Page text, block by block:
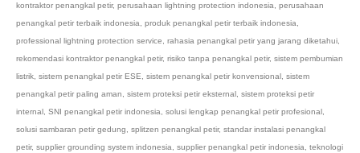
kontraktor penangkal petir, perusahaan lightning protection indonesia, perusahaan
penangkal petir terbaik indonesia, produk penangkal petir terbaik indonesia,
professional lightning protection service, rahasia penangkal petir yang jarang diketahui,
rekomendasi kontraktor penangkal petir, risiko tanpa penangkal petir, sistem pembumian
listrik, sistem penangkal petir ESE, sistem penangkal petir konvensional, sistem
penangkal petir paling aman, sistem proteksi petir eksternal, sistem proteksi petir
internal, SNI penangkal petir indonesia, solusi lengkap penangkal petir profesional,
solusi sambaran petir gedung, splitzen penangkal petir, standar instalasi penangkal
petir, supplier grounding system indonesia, supplier penangkal petir indonesia, teknologi